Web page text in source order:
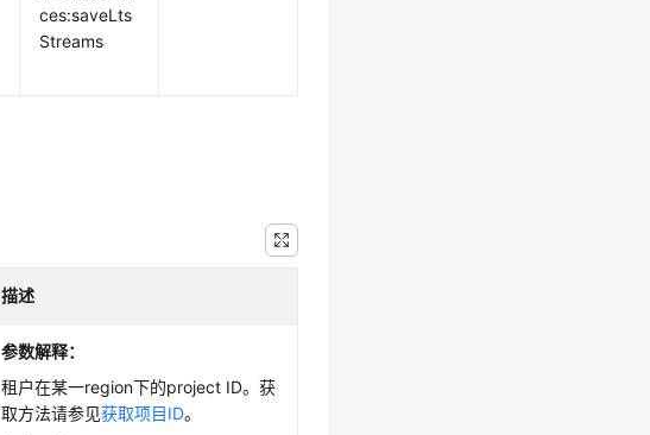
ces:saveLts
Streams
描述
参数解释：
租户在某一region下的project ID。获
取方法请参见获取项目ID。